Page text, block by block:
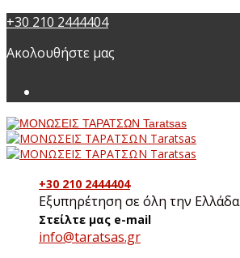
+30 210 2444404
Ακολουθήστε μας
+30 210 2444404
Εξυπηρέτηση σε όλη την Ελλάδα
Στείλτε μας e-mail
info@taratsas.gr